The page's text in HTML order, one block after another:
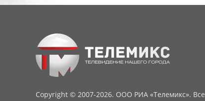
Copyright © 2007-2026. ООО РИА «Телемикс». Все